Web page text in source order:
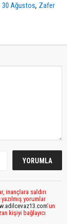
30 Ağustos, Zafer
inançlara saldırı
yorumlar
’un
kişiyi bağlayıcı